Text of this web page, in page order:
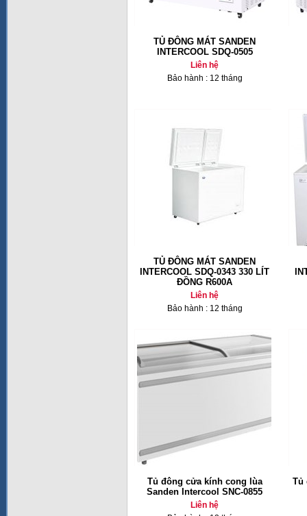
TỦ ĐÔNG MÁT SANDEN
INTERCOOL SDQ-0505
Liên hệ
Bảo hành : 12 tháng
TỦ ĐÔNG MÁT SANDEN
INTERCOOL SDQ-0343 330 LÍT
ĐỒNG R600A
Liên hệ
Bảo hành : 12 tháng
Tủ đông cửa kính cong lùa
Sanden Intercool SNC-0855
Liên hệ
Tủ